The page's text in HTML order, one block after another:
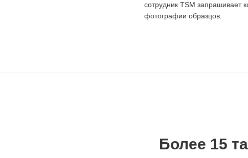
сотрудник TSM запрашивает
фотографии образцов.
Более 15